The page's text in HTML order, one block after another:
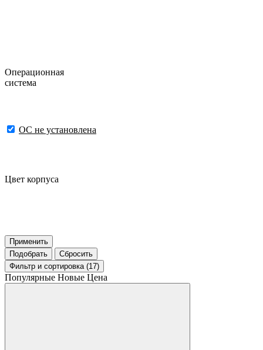
Операционная
система
ОС не установлена
Цвет корпуса
Применить
Подобрать
Сбросить
Фильтр и сортировка (17)
Популярные Новые Цена